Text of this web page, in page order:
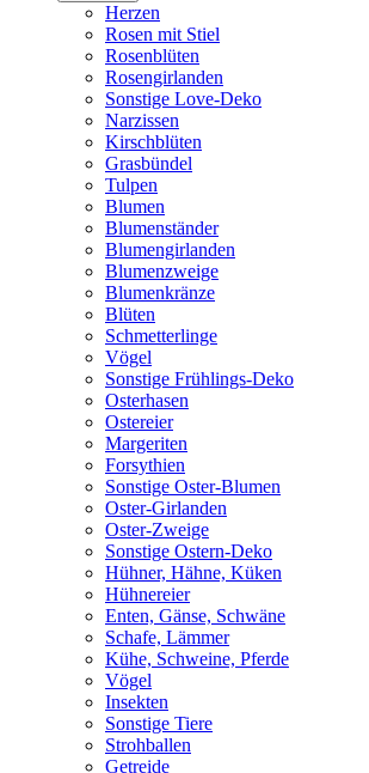
Herzen
Rosen mit Stiel
Rosenblüten
Rosengirlanden
Sonstige Love-Deko
Narzissen
Kirschblüten
Grasbündel
Tulpen
Blumen
Blumenständer
Blumengirlanden
Blumenzweige
Blumenkränze
Blüten
Schmetterlinge
Vögel
Sonstige Frühlings-Deko
Osterhasen
Ostereier
Margeriten
Forsythien
Sonstige Oster-Blumen
Oster-Girlanden
Oster-Zweige
Sonstige Ostern-Deko
Hühner, Hähne, Küken
Hühnereier
Enten, Gänse, Schwäne
Schafe, Lämmer
Kühe, Schweine, Pferde
Vögel
Insekten
Sonstige Tiere
Strohballen
Getreide